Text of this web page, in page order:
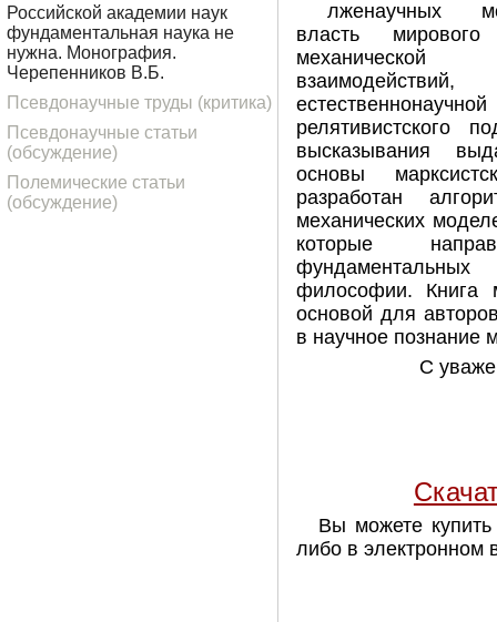
лженаучных
власть
релятивистского
высказывания
основы
разработан
механических
которые
философии. Книга
основой для
в научное
С
Вы можете
либо в электронном
Российской академии наук
фундаментальная наука не
нужна. Монография.
Черепенников В.Б.
Псевдонаучные труды (критика)
Псевдонаучные статьи
(обсуждение)
Полемические статьи
(обсуждение)